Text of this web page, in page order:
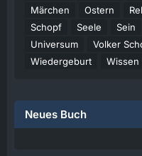
Märchen
Ostern
Schopf
Seele Sein
Universum
Volker
Wiedergeburt
Wissen
Neues Buch